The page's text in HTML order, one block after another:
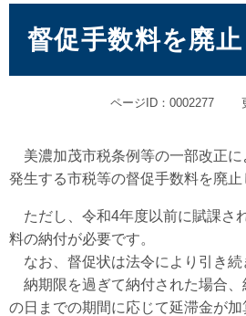
へ
督促手数料を廃
ページID：0002277
美濃加茂市税条例等の一部改正に
発生する市税等の督促手数料を廃止
ただし、令和4年度以前に賦課さ
料の納付が必要です。
なお、督促状は法令により引き続
納期限を過ぎて納付された場合、
の日までの期間に応じて延滞金が加